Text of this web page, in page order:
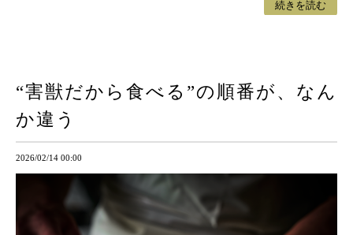
続きを読む
“害獣だから食べる”の順番が、なん
か違う
2026/02/14 00:00